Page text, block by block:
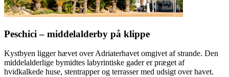
Peschici – middelalderby på klippe
Kystbyen ligger hævet over Adriaterhavet omgivet af strande. Den
middelalderlige bymidtes labyrintiske gader er præget af
hvidkalkede huse, stentrapper og terrasser med udsigt over havet.